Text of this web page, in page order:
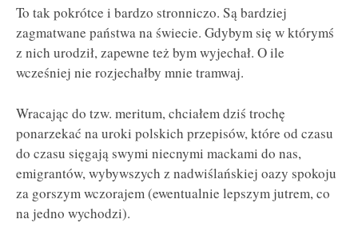
To tak pokrótce i bardzo stronniczo. Są bardziej
zagmatwane państwa na świecie. Gdybym się w którymś
z nich urodził, zapewne też bym wyjechał. O ile
wcześniej nie rozjechałby mnie tramwaj.
Wracając do tzw. meritum, chciałem dziś trochę
ponarzekać na uroki polskich przepisów, które od czasu
do czasu sięgają swymi niecnymi mackami do nas,
emigrantów, wybywszych z nadwiślańskiej oazy spokoju
za gorszym wczorajem (ewentualnie lepszym jutrem, co
na jedno wychodzi).